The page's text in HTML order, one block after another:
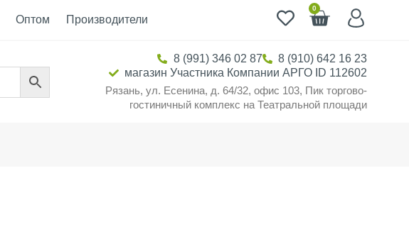
Оптом Производители
0
8 (991) 346 02 87
8 (910) 642 16 23
магазин Участника Компании АРГО ID 112602
Рязань, ул. Есенина, д. 64/32, офис 103, Пик торгово-
гостиничный комплекс на Театральной площади